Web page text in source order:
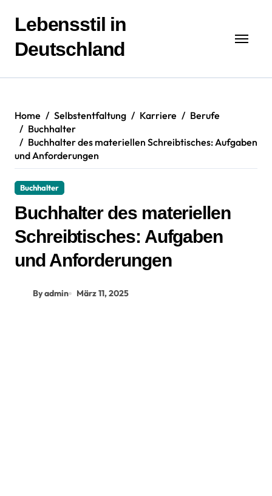
Inhalt
springen
Lebensstil in
Deutschland
Home Selbstentfaltung Karriere
Berufe
Buchhalter
Buchhalter des materiellen Schreibtisches: Aufgaben
und Anforderungen
Buchhalter
Buchhalter des materiellen
Schreibtisches: Aufgaben
und Anforderungen
By admin März 11, 2025